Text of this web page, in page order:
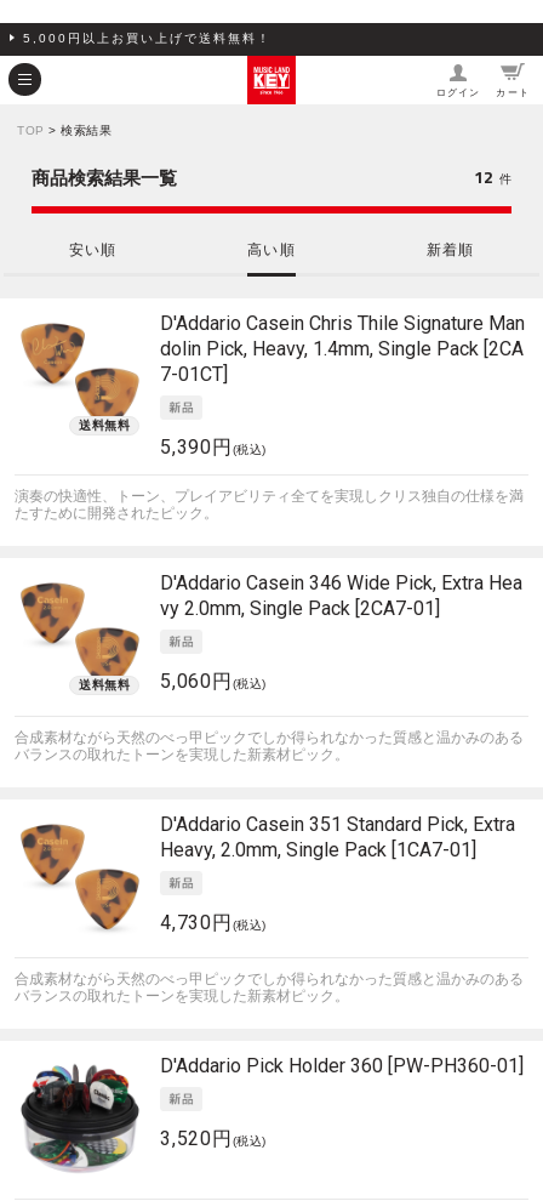
5,000円以上お買い上げで送料無料！
ログイン カート
TOP > 検索結果
安い順 高い順 新着順
商品検索結果一覧 12 件
D'Addario Casein Chris Thile Signature Man
dolin Pick, Heavy, 1.4mm, Single Pack [2CA
7-01CT]
5,390円 (税込)
演奏の快適性、トーン、プレイアビリティ全てを実現しクリス独自の仕様を満
たすために開発されたピック。
D'Addario Casein 346 Wide Pick, Extra Hea
vy 2.0mm, Single Pack [2CA7-01]
5,060円 (税込)
合成素材ながら天然のべっ甲ピックでしか得られなかった質感と温かみのある
バランスの取れたトーンを実現した新素材ピック。
D'Addario Casein 351 Standard Pick, Extra
Heavy, 2.0mm, Single Pack [1CA7-01]
4,730円 (税込)
合成素材ながら天然のべっ甲ピックでしか得られなかった質感と温かみのある
バランスの取れたトーンを実現した新素材ピック。
D'Addario Pick Holder 360 [PW-PH360-01]
3,520円 (税込)